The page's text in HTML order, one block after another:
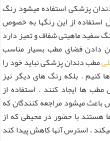
پزشکی استفاده میشود رنگ
از این رنگها به خصوص
سفید ماهیتی شفاف و تمیز دارد
دادن فضای مطب بسیار مناسب
مطب دندان پزشکی نباید خود را
کنیم . بلکه رنگ های دیگر نیز
ها ایجاد کنند . استفاده از
میشود مراجعه کنندگان که
هستند با حضور در محیطی که از
، استرس آنها کاهش پیدا کند